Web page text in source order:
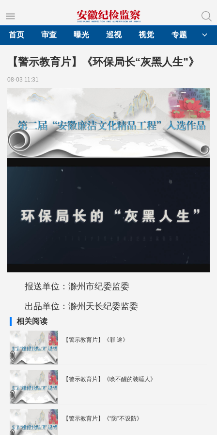
首页
审查 曝光 巡视 视觉 专题
【警示教育片】《环保局长“灰黑人生”》
08-03 11:31
报送单位：滁州市纪委监委
出品单位：滁州天长纪委监委
相关阅读
【警示教育片】《罪 途》
【警示教育片】《唤不醒的装睡人》
【警示教育片】《“防”不设防》